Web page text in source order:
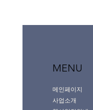
MENU
메인페이지
사업소개